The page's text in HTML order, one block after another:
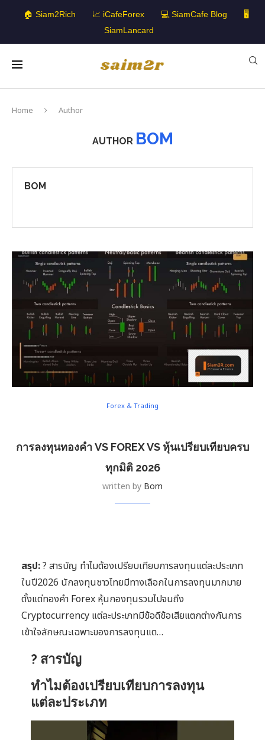
🏠 Siam2Rich 📈 iCafeForex 💻 SiamCafe Blog
🖥️
SiamLancard
Home Author
AUTHOR BOM
BOM
Forex & Trading
การลงทุนทองคำ VS FOREX VS หุ้นเปรียบเทียบครบ
ทุกมิติ 2026
written by Bom
สรุป:? สารบัญ ทำไมต้องเปรียบเทียบการลงทุนแต่ละประเภท
ในปี2026 นักลงทุนชาวไทยมีทางเลือกในการลงทุนมากมาย
ตั้งแต่ทองคำ Forex หุ้นกองทุนรวมไปจนถึง
Cryptocurrency แต่ละประเภทมีข้อดีข้อเสียแตกต่างกันการ
เข้าใจลักษณะเฉพาะของการลงทุนแต…
? สารบัญ
ทำไมต้องเปรียบเทียบการลงทุน
แต่ละประเภท